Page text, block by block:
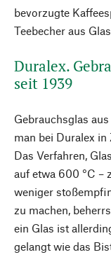
bevorzugte
Teebecher aus
Duralex.
seit 1939
Gebrauchsglas
man bei Duralex in
Das Verfahren,
auf etwa 600 °C –
weniger
zu machen,
ein Glas ist
gelangt wie das